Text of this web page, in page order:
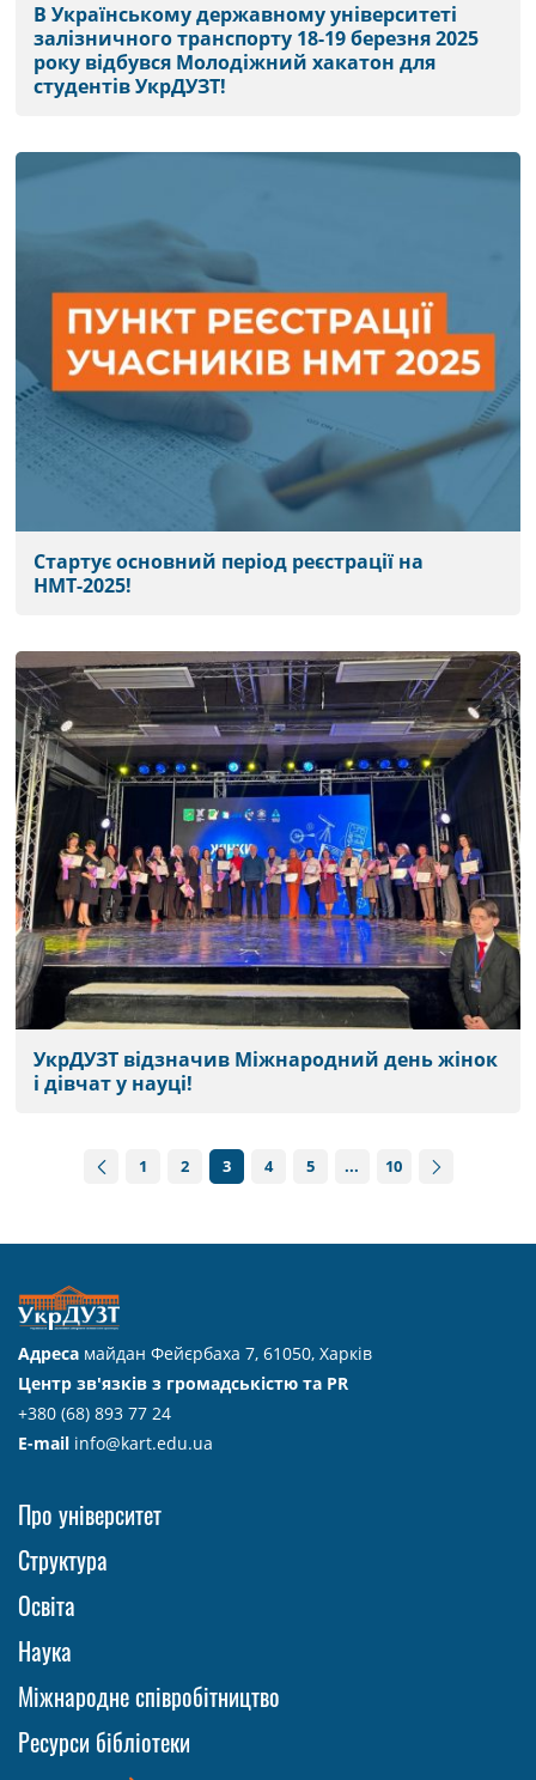
В Українському державному університеті
залізничного транспорту 18-19 березня 2025
року відбувся Молодіжний хакатон для
студентів УкрДУЗТ!
Стартує основний період реєстрації на
НМТ-2025!
УкрДУЗТ відзначив Міжнародний день жінок
і дівчат у науці!
1 2 3 4 5 10
Адреса майдан Фейєрбаха 7, 61050, Харків
Центр зв'язків з громадськістю та PR
+380 (68) 893 77 24
E-mail info@kart.edu.ua
Про університет
Структура
Освіта
Наука
Міжнародне співробітництво
Ресурси бібліотеки